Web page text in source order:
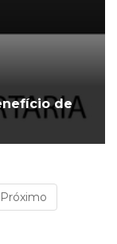
de
Próximo